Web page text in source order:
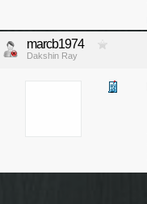
marcb1974
Dakshin Ray